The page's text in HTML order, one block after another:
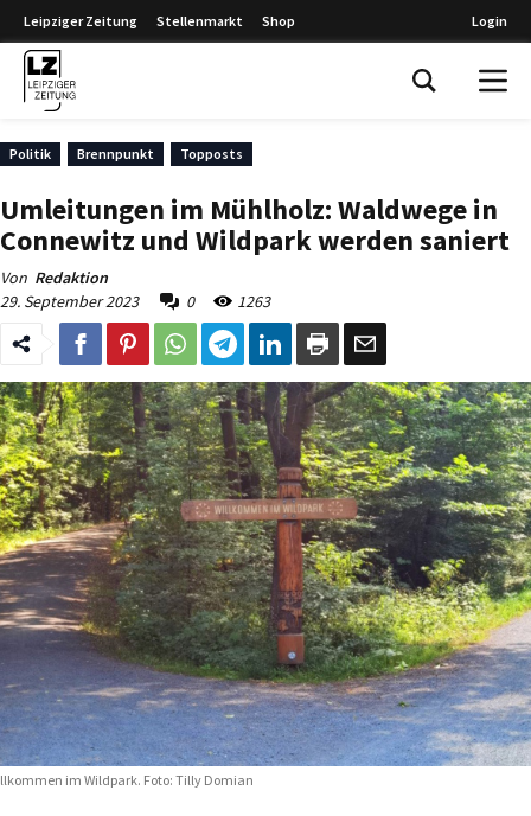
Leipziger Zeitung Stellenmarkt Shop Login
Politik Brennpunkt Topposts
Umleitungen im Mühlholz: Waldwege in
Connewitz und Wildpark werden saniert
Von Redaktion
29. September 2023
0 1263
im Wildpark. Foto: Tilly Domian